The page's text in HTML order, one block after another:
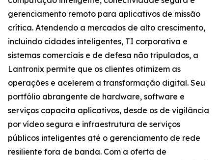
gerenciamento remoto para aplicativos de missão
crítica. Atendendo a mercados de alto crescimento,
incluindo cidades inteligentes, TI corporativa e
sistemas comerciais e de defesa não tripulados, a
Lantronix permite que os clientes otimizem as
operações e acelerem a transformação digital. Seu
portfólio abrangente de hardware, software e
serviços capacita aplicativos, desde os de vigilância
por vídeo segura e infraestrutura de serviços
públicos inteligentes até o gerenciamento de rede
resiliente fora de banda. Com a oferta de